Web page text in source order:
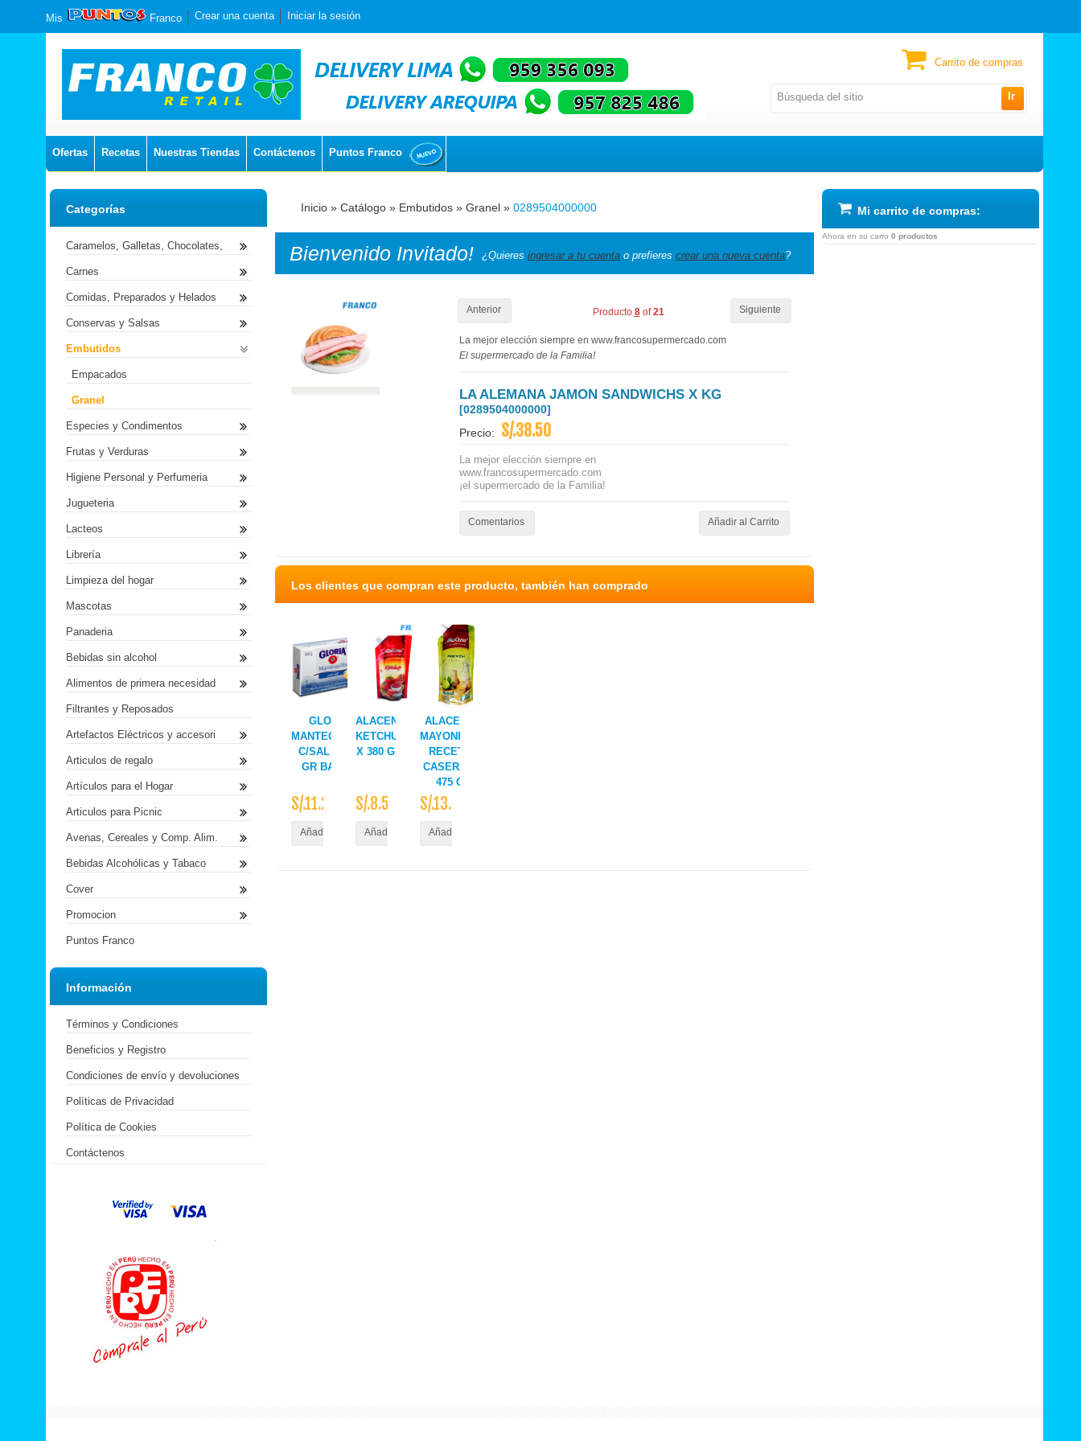
Ir
Mis Franco Crear una cuenta Iniciar la sesión
Ofertas Recetas Nuestras Tiendas Contáctenos Puntos Franco
Carrito de compras
Inicio » Catálogo » Embutidos » Granel » 0289504000000
Bienvenido Invitado! ¿Quieres ingresar a tu cuenta o prefieres crear una nueva cuenta?
Anterior Siguiente
Producto 8of21
La mejor elección siempre en www.francosupermercado.com
El supermercado de la Familia!
LA ALEMANA JAMON SANDWICHS X KG
[0289504000000]
Precio: S/.38.50
La mejor elección siempre en
www.francosupermercado.com
¡el supermercado de la Familia!
Comentarios Añadir al Carrito
Los clientes que compran este producto, también han comprado
GLORIA
MANTEQUILLA
C/SAL X 200
GR BARRA
S/.11.20
Añadir al Carrito
ALACENA
KETCHUP
X 380 GR.
S/.8.50
Añadir al Carrito
ALACENA
MAYONESA
RECETA
CASERA X
475 G
S/.13.70
Añadir al Carrito
Categorías
Caramelos, Galletas, Chocolates,
Carnes
Comidas, Preparados y Helados
Conservas y Salsas
Embutidos
Empacados
Granel
Especies y Condimentos
Frutas y Verduras
Higiene Personal y Perfumeria
Jugueteria
Lacteos
Librería
Limpieza del hogar
Mascotas
Panaderia
Bebidas sin alcohol
Alimentos de primera necesidad
Filtrantes y Reposados
Artefactos Eléctricos y accesori
Articulos de regalo
Artículos para el Hogar
Articulos para Picnic
Avenas, Cereales y Comp. Alim.
Bebidas Alcohólicas y Tabaco
Cover
Promocion
Puntos Franco
Información
Términos y Condiciones
Beneficios y Registro
Condiciones de envío y devoluciones
Políticas de Privacidad
Política de Cookies
Contáctenos
.
Mi carrito de compras:
Ahora en su carro 0 productos